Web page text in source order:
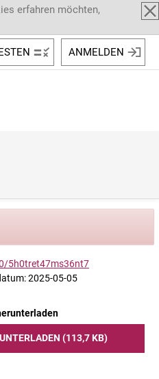
erfahren möchten,
ANMELDEN
5h0tret47ms36nt7
2025-05-05
(113,7 KB)